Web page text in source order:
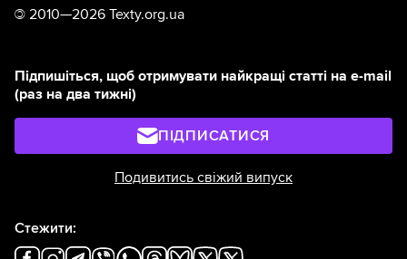
© 2010—2026 Texty.org.ua
Підпишіться, щоб отримувати найкращі статті на e-mail
(раз на два тижні)
ПІДПИСАТИСЯ
Подивитись свіжий випуск
Стежити: